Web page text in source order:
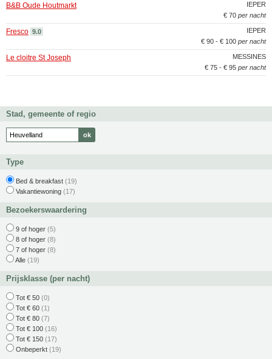
IEPER
B&B Oude Houtmarkt
€ 70 per nacht
IEPER
Fresco 9.0
€ 90 - € 100 per nacht
MESSINES
Le cloitre St Joseph
€ 75 - € 95 per nacht
Stad, gemeente of regio
Type
Bed & breakfast (19)
Vakantiewoning (17)
Bezoekerswaardering
9 of hoger (5)
8 of hoger (8)
7 of hoger (8)
Alle (19)
Prijsklasse (per nacht)
Tot € 50 (0)
Tot € 60 (1)
Tot € 80 (7)
Tot € 100 (16)
Tot € 150 (17)
Onbeperkt (19)